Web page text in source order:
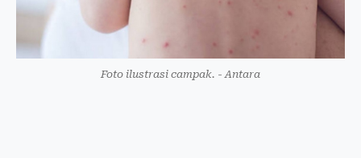
Foto ilustrasi campak. - Antara